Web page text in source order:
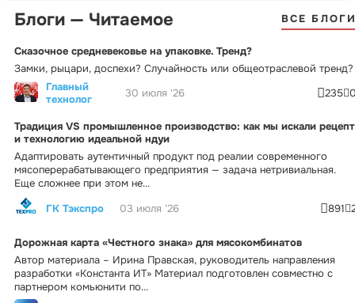
Блоги — Читаемое ВСЕ
Сказочное средневековье на упаковке. Тренд?
Замки, рыцари, доспехи? Случайность или общеотраслевой тренд?
Главный
технолог
30 июля '26 235
Традиция VS промышленное производство: как мы искали рецепт
и технологию идеальной ндуи
Адаптировать аутентичный продукт под реалии современного
мясоперерабатывающего предприятия — задача нетривиальная.
Еще сложнее при этом не...
ГК Тэкспро
03 июля '26 891
Дорожная карта «Честного знака» для мясокомбинатов
Автор материала – Ирина Правская, руководитель направления
разработки «Константа ИТ» Материал подготовлен совместно с
партнером комьюнити по...